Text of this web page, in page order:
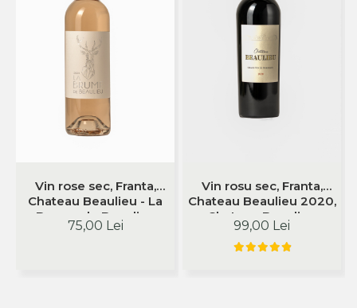
Vin rose sec, Franta,
Chateau Beaulieu - La
Brume de Beaulieu
2024,Cotes de Bourg,
75,00 Lei
Vin rosu sec, Franta,
Chateau Beaulieu 2020,
Chateau Beaulieu
99,00 Lei